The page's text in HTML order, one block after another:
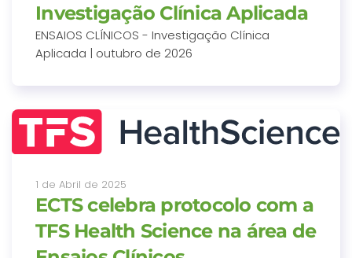
Investigação Clínica Aplicada
ENSAIOS CLÍNICOS - Investigação Clínica
Aplicada | outubro de 2026
1 de Abril de 2025
ECTS celebra protocolo com a
TFS Health Science na área de